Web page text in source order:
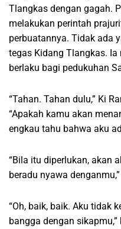
Tlangkas dengan gagah.
melakukan perintah
perbuatannya. Tidak ada
tegas Kidang Tlangkas.
berlaku bagi pedukuhan
“Tahan. Tahan dulu,” Ki
“Apakah kamu akan
engkau tahu bahwa aku
“Bila itu diperlukan, akan
beradu nyawa denganmu,”
“Oh, baik, baik. Aku tidak
bangga dengan